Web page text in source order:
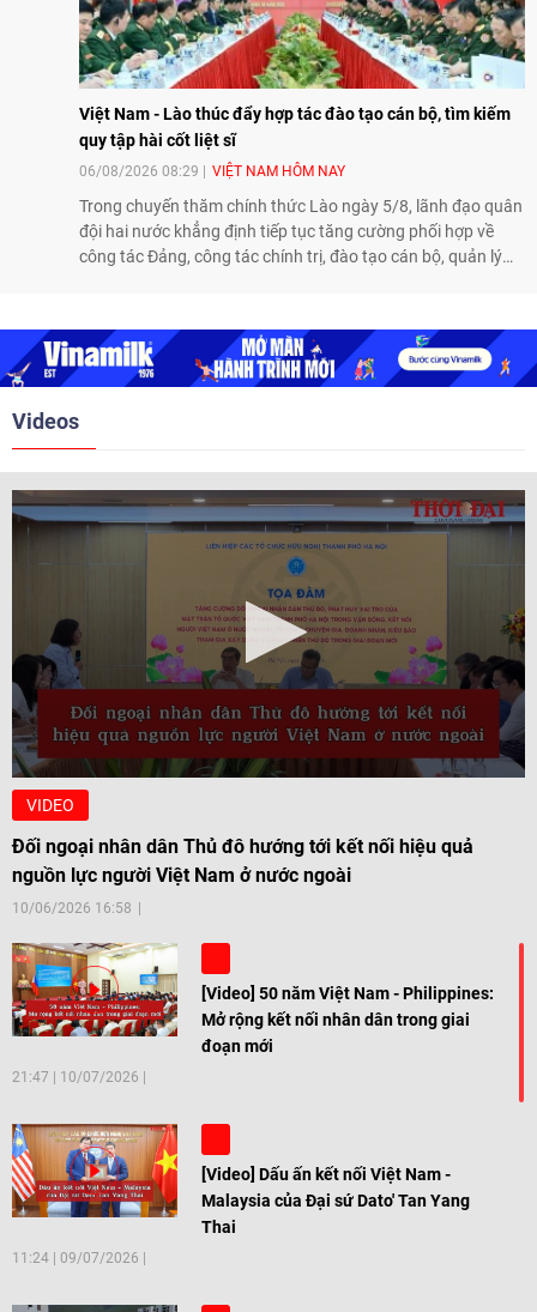
Việt Nam - Lào thúc đẩy hợp tác đào tạo cán bộ, tìm kiếm
quy tập hài cốt liệt sĩ
06/08/2026 08:29 VIỆT NAM HÔM NAY
Trong chuyến thăm chính thức Lào ngày 5/8, lãnh đạo quân
đội hai nước khẳng định tiếp tục tăng cường phối hợp về
công tác Đảng, công tác chính trị, đào tạo cán bộ, quản lý
Videos
VIDEO
Đối ngoại nhân dân Thủ đô hướng tới kết nối hiệu quả
nguồn lực người Việt Nam ở nước ngoài
10/06/2026 16:58
[Video] 50 năm Việt Nam - Philippines:
Mở rộng kết nối nhân dân trong giai
đoạn mới
21:47 10/07/2026
[Video] Dấu ấn kết nối Việt Nam -
Malaysia của Đại sứ Dato' Tan Yang
Thai
11:24 09/07/2026